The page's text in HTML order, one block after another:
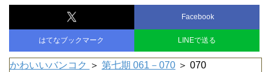
Facebook
はてなブックマーク LINEで送る
かわいいバンコク ＞ 第七期 061－070 ＞ 070